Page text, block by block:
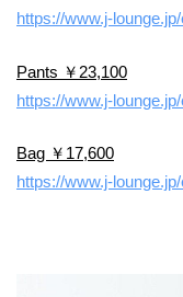
https://www.j-
Pants ￥23,100
https://www.j-
Bag ￥17,600
https://www.j-